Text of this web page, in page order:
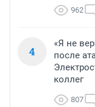
962
4
«Я не
после
коллег
807